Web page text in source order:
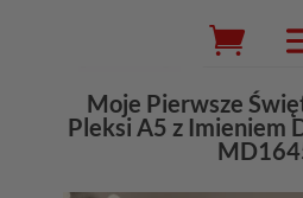
Wyszukiwarka
produktów
Moje Pierwsze
Pleksi A5 z Imieniem